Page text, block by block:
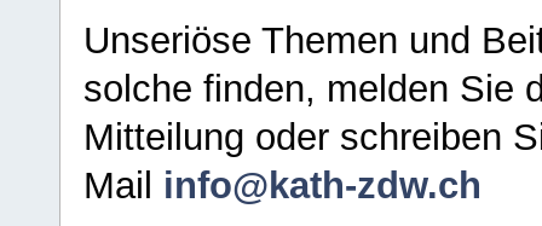
Unseriöse Themen und
solche finden, melden Sie
Mitteilung oder schreiben
Mail info@kath-zdw.ch